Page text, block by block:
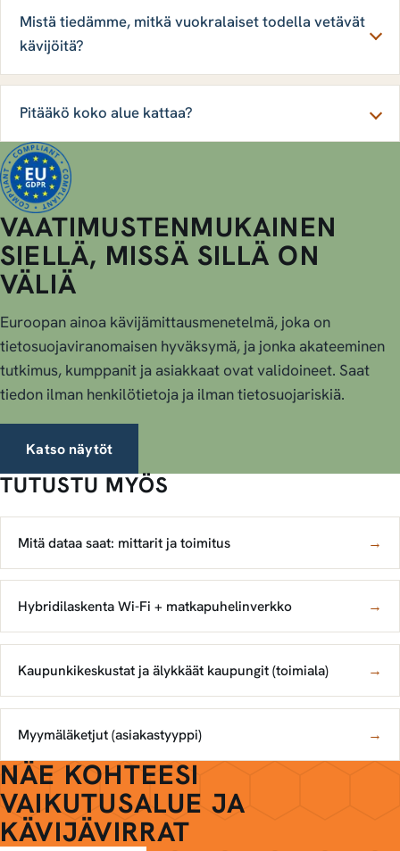
Mistä tiedämme, mitkä vuokralaiset todella vetävät
kävijöitä?
Pitääkö koko alue kattaa?
VAATIMUSTENMUKAINEN
SIELLÄ, MISSÄ SILLÄ ON
VÄLIÄ
Euroopan ainoa kävijämittausmenetelmä, joka on
tietosuojaviranomaisen hyväksymä, ja jonka akateeminen
tutkimus, kumppanit ja asiakkaat ovat validoineet. Saat
tiedon ilman henkilötietoja ja ilman tietosuojariskiä.
Katso näytöt
TUTUSTU MYÖS
Mitä dataa saat: mittarit ja toimitus →
Hybridilaskenta Wi-Fi + matkapuhelinverkko →
Kaupunkikeskustat ja älykkäät kaupungit (toimiala) →
Myymäläketjut (asiakastyyppi) →
NÄE KOHTEESI
VAIKUTUSALUE JA
KÄVIJÄVIRRAT